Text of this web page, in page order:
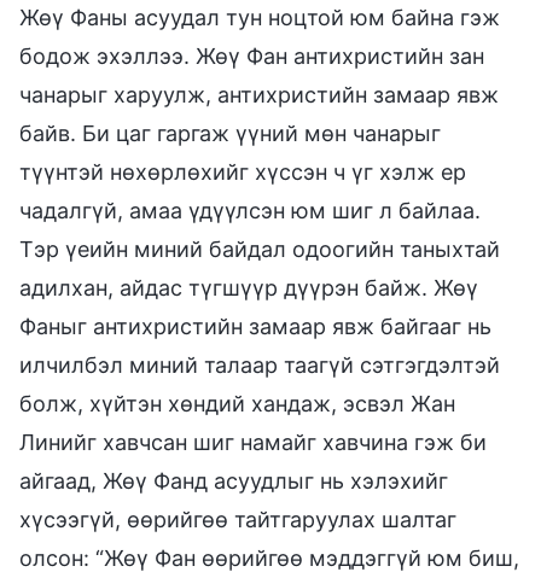
Жөү Фаны асуудал тун ноцтой юм байна гэж
бодож эхэллээ. Жөү Фан антихристийн зан
чанарыг харуулж, антихристийн замаар явж
байв. Би цаг гаргаж үүний мөн чанарыг
түүнтэй нөхөрлөхийг хүссэн ч үг хэлж ер
чадалгүй, амаа үдүүлсэн юм шиг л байлаа.
Тэр үеийн миний байдал одоогийн таныхтай
адилхан, айдас түгшүүр дүүрэн байж. Жөү
Фаныг антихристийн замаар явж байгааг нь
илчилбэл миний талаар таагүй сэтгэгдэлтэй
болж, хүйтэн хөндий хандаж, эсвэл Жан
Линийг хавчсан шиг намайг хавчина гэж би
айгаад, Жөү Фанд асуудлыг нь хэлэхийг
хүсээгүй, өөрийгөө тайтгаруулах шалтаг
олсон: “Жөү Фан өөрийгөө мэддэггүй юм биш,